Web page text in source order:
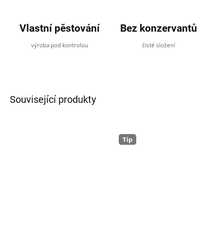
Vlastní pěstování
výroba pod kontrolou
Bez konzervantů
čisté složení
Související produkty
Tip